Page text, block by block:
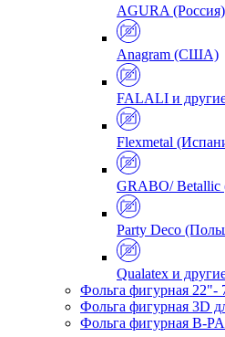
AGURA (Россия)
Anagram (США)
FALALI и
Flexmetal
GRABO/ Betallic
Party Deco
Qualatex и
Фольга фигурная 22"-
Фольга фигурная 3D
Фольга фигурная B-